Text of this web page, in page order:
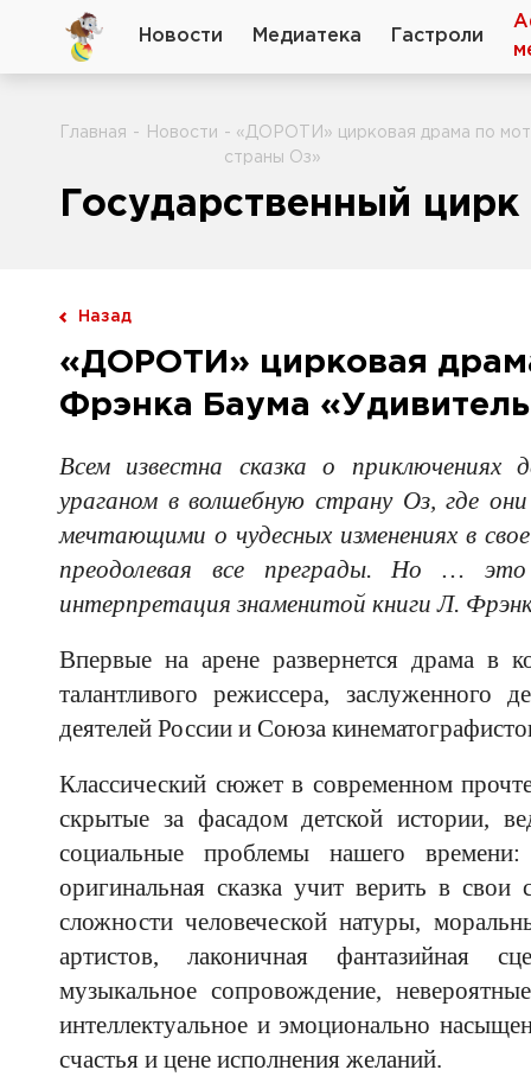
Новости Медиатека Гастроли
Главная - Новости - «ДОРОТИ» цирковая драма по
страны Оз»
Государственный
Назад
«ДОРОТИ» цирковая
Фрэнка Баума
Всем известна сказка о
ураганом в волшебную страну Оз, где
мечтающими о чудесных изменениях в
преодолевая все преграды. Но …
интерпретация знаменитой книги Л.
Впервые на арене развернется драма в
талантливого режиссера, заслуженного
деятелей России и Союза
Классический сюжет в современном
скрытые за фасадом детской истории,
социальные проблемы нашего
оригинальная сказка учит верить в
сложности человеческой натуры,
артистов, лаконичная фантазийная
музыкальное сопровождение,
интеллектуальное и эмоционально
счастья и цене исполнения желаний.